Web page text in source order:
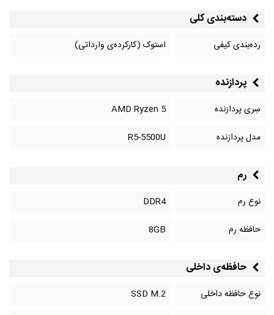
دسته‌بندی کلی
رده‌بندی کیفی استوک (کارکرده‌ی وارداتی)
پردازنده
سِری پردازنده
AMD Ryzen 5
مدل پردازنده
R5-5500U
رم
نوع رم
DDR4
حافظه رم
8GB
حافظه‌‌ی داخلی
نوع حافظه داخلی
SSD M.2